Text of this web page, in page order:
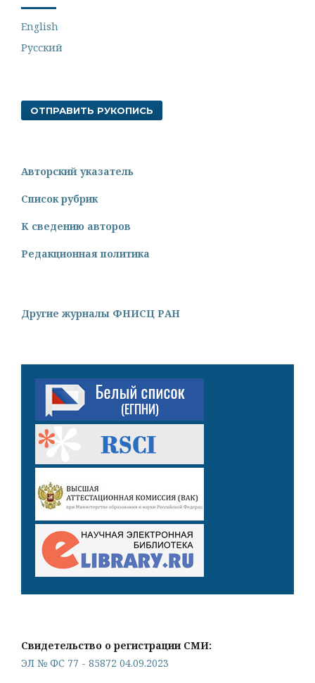
English
Русский
ОТПРАВИТЬ РУКОПИСЬ
Авторский указатель
Список рубрик
К сведению авторов
Редакционная политика
Другие журналы ФНИСЦ РАН
Свидетельство о регистрации СМИ:
ЭЛ № ФС 77 - 85872 04.09.2023